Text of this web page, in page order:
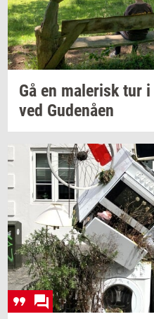
Gå en ma­le­risktur i
ved Gu­denå­en